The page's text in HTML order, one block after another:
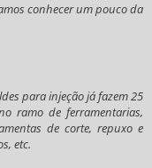
conhecer um pouco da
para injeçãojá fazem 25
ramo de ferramentarias,
de corte, repuxo e
etc.